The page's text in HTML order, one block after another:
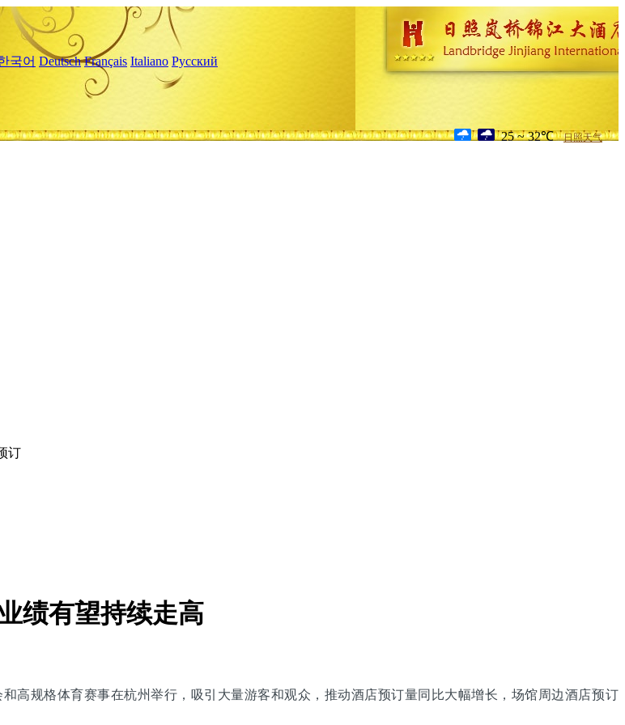
국어 Deutsch Français Italiano Русский
25 ~ 32℃ 日照天气
绩有望持续走高
高规格体育赛事在杭州举行，吸引大量游客和观众，推动酒店预订量同比大幅增长，场馆周边酒店预订